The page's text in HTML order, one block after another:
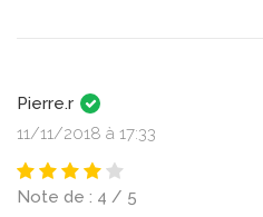
Pierre.r
11/11/2018 à 17:33
Note de : 4 / 5